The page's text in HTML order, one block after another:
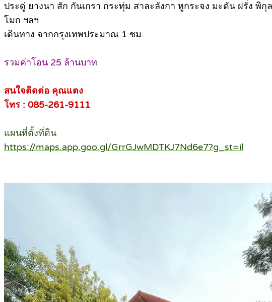
ประดู่ ยางนา สัก กันเกรา กระทุ่ม สาละลังกา หูกระจง มะดัน ฝรั่ง
โมก ฯลฯ
เดินทาง จากกรุงเทพประมาณ 1 ชม.
รวมค่าโอน 25 ล้านบาท
สนใจติดต่อ คุณแตง
โทร : 085-261-9111
แผนที่ตั้งที่ดิน
https://maps.app.goo.gl/GrrGJwMDTKJ7Nd6e7?g_st=il